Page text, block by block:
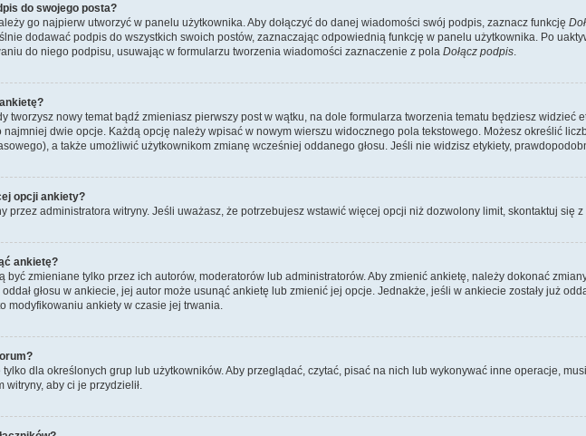
do swojego posta?
go najpierw utworzyć w panelu użytkownika. Aby dołączyć do danej wiadomości swój podpis, zaznacz funkcję
dodawać podpis do wszystkich swoich postów, zaznaczając odpowiednią funkcję w panelu użytkownika. Po
do niego podpisu, usuwając w formularzu tworzenia wiadomości zaznaczenie z pola Dołącz podpis
tworzysz nowy temat bądź zmieniasz pierwszy post w wątku, na dole formularza tworzenia tematu będziesz widzieć
najmniej dwie opcje. Każdą opcję należy wpisać w nowym wierszu widocznego pola tekstowego. Możesz określić
a także umożliwić użytkownikom zmianę wcześniej oddanego głosu. Jeśli nie widzisz etykiety,
opcji ankiety?
przez administratora witryny. Jeśli uważasz, że potrzebujesz wstawić więcej opcji niż dozwolony limit, skontaktuj się z
ankietę?
być zmieniane tylko przez ich autorów, moderatorów lub administratorów. Aby zmienić ankietę, należy dokonać
głosu w ankiecie, jej autor może usunąć ankietę lub zmienić jej opcje. Jednakże, jeśli w ankiecie zostały już
modyfikowaniu ankiety w czasie jej trwania.
dla określonych grup lub użytkowników. Aby przeglądać, czytać, pisać na nich lub wykonywać inne operacje,
aby ci je przydzielił.